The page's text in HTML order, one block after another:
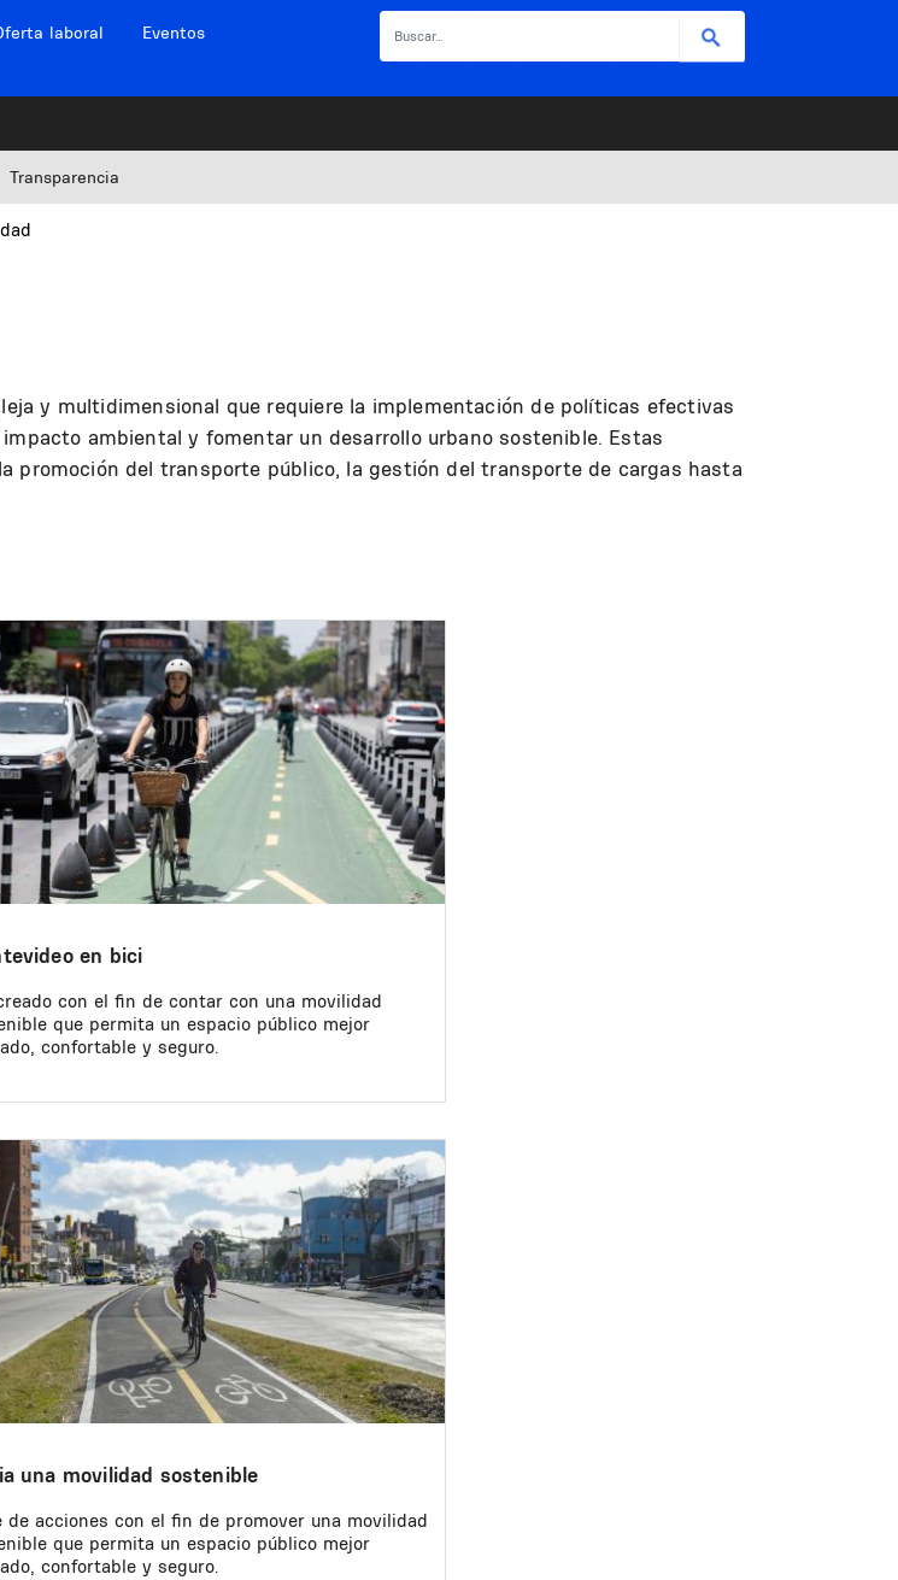
laboral Eventos
Transparencia
y multidimensional que requiere la implementación de políticas efectivas
ambiental y fomentar un desarrollo urbano sostenible. Estas
promoción del transporte público, la gestión del transporte de cargas hasta
en bici
con el fin de contar con una movilidad
que permita un espacio público mejor
confortable y seguro.
una movilidad sostenible
de acciones con el fin de promover una movilidad
que permita un espacio público mejor
confortable y seguro.